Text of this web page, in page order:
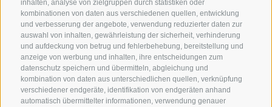
inhalten, analyse von zielgruppen durch statistiken oder
kombinationen von daten aus verschiedenen quellen, entwicklung
und verbesserung der angebote, verwendung reduzierter daten zur
auswahl von inhalten, gewährleistung der sicherheit, verhinderung
und aufdeckung von betrug und fehlerbehebung, bereitstellung und
anzeige von werbung und inhalten, ihre entscheidungen zum
datenschutz speichern und übermitteln, abgleichung und
kombination von daten aus unterschiedlichen quellen, verknüpfung
verschiedener endgeräte, identifikation von endgeräten anhand
automatisch übermittelter informationen, verwendung genauer